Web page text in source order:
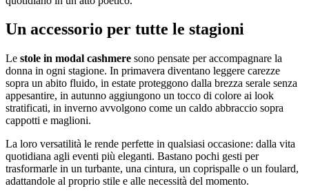
Un accessorio per tutte le stagioni
Le stole in modal cashmere sono pensate per accompagnare la
donna in ogni stagione. In primavera diventano leggere carezze
sopra un abito fluido, in estate proteggono dalla brezza serale senza
appesantire, in autunno aggiungono un tocco di colore ai look
stratificati, in inverno avvolgono come un caldo abbraccio sopra
cappotti e maglioni.
La loro versatilità le rende perfette in qualsiasi occasione: dalla vita
quotidiana agli eventi più eleganti. Bastano pochi gesti per
trasformarle in un turbante, una cintura, un coprispalle o un foulard,
adattandole al proprio stile e alle necessità del momento.